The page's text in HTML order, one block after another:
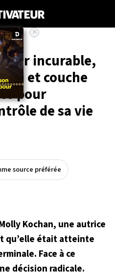
incurable,
et couche
pour
de sa vie
source préférée
Kochan, une autrice
qu’elle était atteinte
Face à ce
décision radicale.
×